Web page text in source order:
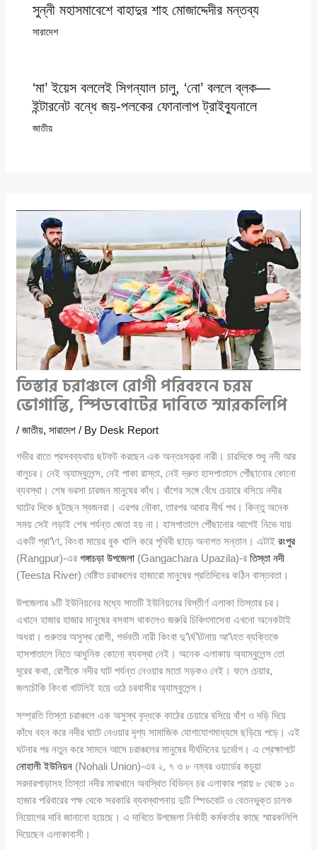
সুন্নী মহাসমাবেশে বাহাদুর শাহ মোজাদ্দেদীর মন্তব্য
সারাদেশ
‘মা’ ইয়েস বললেই সিগন্যাল চালু, ‘নো’ বললে ব্লক—
ইন্টারনেট বন্ধে জয়-পলকের ফোনালাপ ট্রাইব্যুনালে
জাতীয়
তিস্তার চরাঞ্চলে রোগী পরিবহনে চরম
ভোগান্তি, স্পিডবোটের দাবিতে স্মারকলিপি
/জাতীয়,সারাদেশ / By Desk Report
গভীর রাতে প্রসবব্যথায় ছটফট করছেন এক অন্তঃসত্ত্বা নারী। চারদিকে শুধু নদী আর
বালুচর। নেই অ্যাম্বুলেন্স, নেই পাকা রাস্তা, নেই দ্রুত হাসপাতালে পৌঁছানোর কোনো
ব্যবস্থা। শেষ ভরসা চারজন মানুষের কাঁধ। বাঁশের সঙ্গে বেঁধে চেয়ারে বসিয়ে নদীর
ঘাটের দিকে ছুটছেন স্বজনরা। এরপর নৌকা, তারপর আবার দীর্ঘ পথ। কিন্তু অনেক
সময় সেই লড়াই শেষ পর্যন্ত জেতা হয় না। হাসপাতালে পৌঁছানোর আগেই নিভে যায়
একটি প্রা’\ণ, কিংবা মায়ের বুক খালি করে পৃথিবী ছাড়ে অনাগত সন্তান। এটাইরংপুর
(Rangpur)-এরগঙ্গাচড়া উপজেলা (Gangachara Upazila)-রতিস্তা নদী
(Teesta River) বেষ্টিত চরাঞ্চলের হাজারো মানুষের প্রতিদিনের কঠিন বাস্তবতা।
উপজেলার ৯টি ইউনিয়নের মধ্যে সাতটি ইউনিয়নের বিস্তীর্ণ এলাকা তিস্তার চর।
এখানে হাজার হাজার মানুষের বসবাস থাকলেও জরুরি চিকিৎসাসেবা এখনো অনেকটাই
অধরা। গুরুতর অসুস্থ রোগী, গর্ভবতী নারী কিংবা দু’\র্ঘ’\টনায় আ’\হত ব্যক্তিকে
হাসপাতালে নিতে আধুনিক কোনো ব্যবস্থা নেই। অনেক এলাকায় অ্যাম্বুলেন্স তো
দূরের কথা, রোগীকে নদীর ঘাট পর্যন্ত নেওয়ার মতো সড়কও নেই। ফলে চেয়ার,
জলচৌকি কিংবা খাটলিই হয়ে ওঠে চরবাসীর অ্যাম্বুলেন্স।
সম্প্রতি তিস্তা চরাঞ্চলে এক অসুস্থ বৃদ্ধকে কাঠের চেয়ারে বসিয়ে বাঁশ ও দড়ি দিয়ে
কাঁধে বহন করে নদীর ঘাটে নেওয়ার দৃশ্য সামাজিক যোগাযোগমাধ্যমে ছড়িয়ে পড়ে। এই
ঘটনার পর নতুন করে সামনে আসে চরাঞ্চলের মানুষের দীর্ঘদিনের দুর্ভোগ। এ প্রেক্ষাপটে
নোহালী ইউনিয়ন (Nohali Union)-এর ২, ৭ ও ৮ নম্বর ওয়ার্ডের কচুয়া
সরদারপাড়াসহ তিস্তা নদীর মাঝখানে অবস্থিত বিভিন্ন চর এলাকার প্রায় ৮ থেকে ১০
হাজার পরিবারের পক্ষ থেকে সরকারি ব্যবস্থাপনায় দুটি স্পিডবোট ও বেতনভুক্ত চালক
নিয়োগের দাবি জানানো হয়েছে। এ দাবিতে উপজেলা নির্বাহী কর্মকর্তার কাছে স্মারকলিপি
দিয়েছেন এলাকাবাসী।